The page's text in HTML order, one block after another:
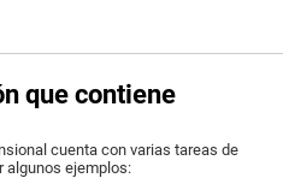
que contiene
cuenta con varias tareas de
algunos ejemplos: